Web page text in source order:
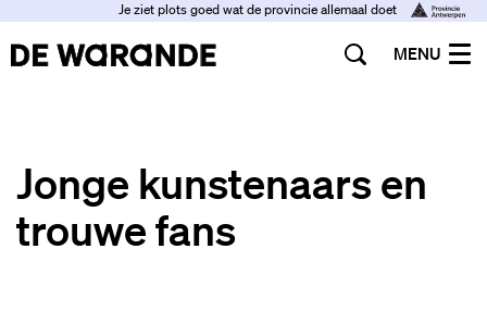
Je ziet plots goed wat de provincie allemaal doet
MENU
Jonge kunstenaars en
trouwe fans